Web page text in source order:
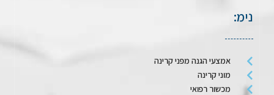
נימ:
אמצעי הגנה מפני קרינה
מוני קרינה
מכשור רפואי